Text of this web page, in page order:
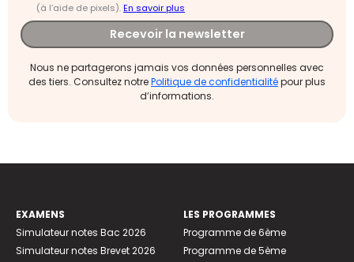
(à l’aide de pixels).En savoir plus
Recevoir la newsletter
Nous ne partagerons jamais vos données personnelles avec
des tiers. Consultez notrePolitique de confidentialitépour plus
d’informations.
EXAMENS
Simulateur notes Bac 2026
Simulateur notes Brevet 2026
LES PROGRAMMES
Programme de 6ème
Programme de 5ème